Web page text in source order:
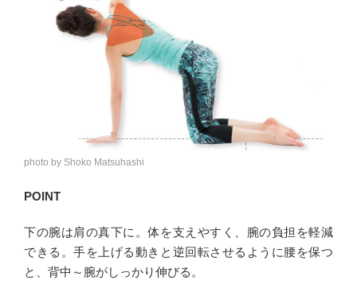
photo by Shoko Matsuhashi
POINT
下の腕は肩の真下に。体を支えやすく、腕の負担を軽減
できる。手を上げる動きと逆回転させるように腰を保つ
と、背中～腕がしっかり伸びる。